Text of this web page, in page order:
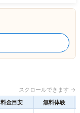
スクロールできます →
料金目安 無料体験